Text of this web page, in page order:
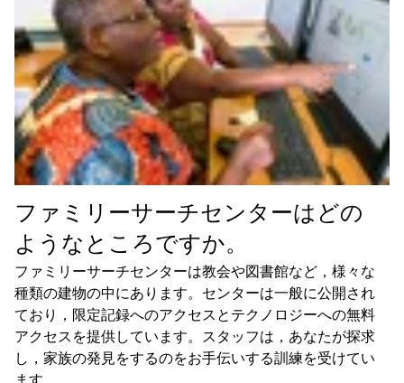
ファミリーサーチセンターはどの
ようなところですか。
ファミリーサーチセンターは教会や図書館など，様々な
種類の建物の中にあります。センターは一般に公開され
ており，限定記録へのアクセスとテクノロジーへの無料
アクセスを提供しています。スタッフは，あなたが探求
し，家族の発見をするのをお手伝いする訓練を受けてい
ます。